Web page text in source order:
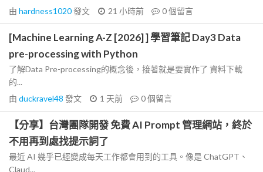
由 hardness1020發文 21 小時前 0個留言
[Machine Learning A-Z [2026] ] 學習筆記 Day3 Data
pre-processing with Python
了解Data Pre-processing的概念後，接著就是要實作了 資料下載
的...
由 duckravel48 發文 1 天前 0個留言
【分享】台灣團隊開發 免費 AI Prompt 管理網站，終於
不用再到處找提示詞了
最近 AI 幾乎已經變成每天工作都會用到的工具。像是 ChatGPT、
Claud...